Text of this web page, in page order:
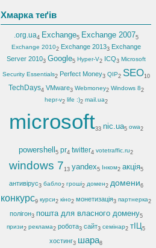
Хмарка теґів
.org.ua4 Exchange5 Exchange 20075
Exchange 20102 Exchange 20133 Exchange
Server 20103 Google5 Hyper-V2 ICQ3 Microsoft
Security Essentials2 Perfect Money3 QIP2 SEO10
TechDays4 VMware3 Webmoney2 Windows 82
hepr-v2 life :)2 mail.ua2
microsoft33 nic.ua5 owa2
powershell 5 pr4 twitter4 votetraffic.ru2
windows 7 13 yandex5 Інком2 акція5
антивірус3 бабло2 гроші2 домен2 домени6
конкурс9 курси2 кіно2 монетизація3 партнерка2
полігон3 пошта для власного домену5
призи2 реклама2 робота3 сайт3 семінар2 тІЦ5
хостинг3 шара8